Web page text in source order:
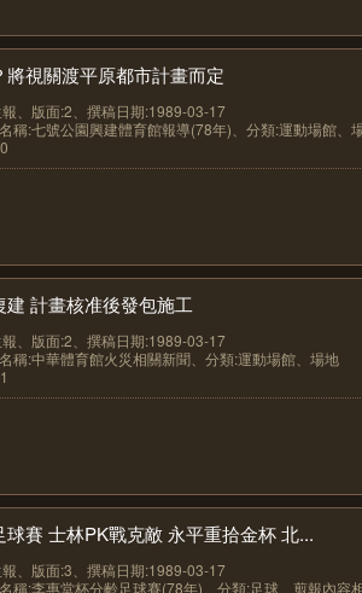
視關渡平原都市計畫而定
、版面:2、撰稿日期:1989-03-17
稱:七號公園興建體育館報導(78年)、分類:運動場館、
計畫核准後發包施工
、版面:2、撰稿日期:1989-03-17
稱:中華體育館火災相關新聞、分類:運動場館、場地
賽 士林PK戰克敵 永平重拾金杯 北...
、版面:3、撰稿日期:1989-03-17
稱:李惠堂杯分齡足球賽(78年)、分類:足球、剪報內容